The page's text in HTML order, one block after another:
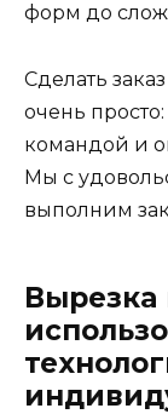
форм до
Сделать
очень
командой и
Мы с
выполним
Вырезка